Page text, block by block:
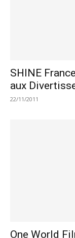
SHINE
aux
22/11/2011
One World